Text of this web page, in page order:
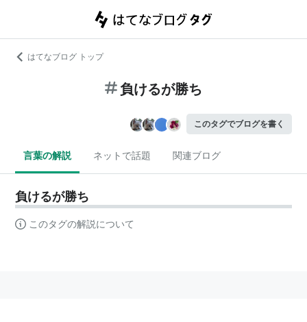
はてなブログ トップ
負けるが勝ち
このタグでブログを書く
言葉の解説 ネットで話題 関連ブログ
負けるが勝ち
このタグの解説について